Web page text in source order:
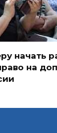
начать
на